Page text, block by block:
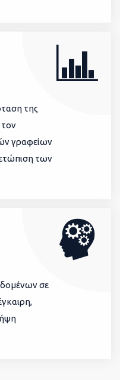
της
τον
γραφείων
των
σε